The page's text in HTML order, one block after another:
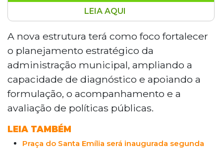
Campo Grande lança nesta terça-feira (5)
o Observatório Econômico, voltado à
análise de indicadores e planejamento
estratégico municipal. A estrutura
centralizará bases de dados abertos de
fontes municipais, estaduais e nacionais.
Em etapa posterior, avançará na análise
de dados internos para produzir
ocorre na sede da Semades, às 8h.
LEIA AQUI
A nova estrutura terá como foco fortalecer
o planejamento estratégico da
administração municipal, ampliando a
capacidade de diagnóstico e apoiando a
formulação, o acompanhamento e a
avaliação de políticas públicas.
LEIA TAMBÉM
Praça do Santa Emília será inaugurada segunda